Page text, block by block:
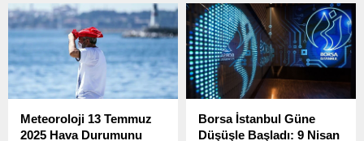
Piyasası’nda (KMKTP)
standart altının kilogram
fiyatı 3 milyon 356 bin liraya
geriledi.
arasında kutlanacak.
Bayram öncesinde memur
ve emekliler, maaşların
erken ödenip
ödenmeyeceğini merak
ediyor.
Meteoroloji 13 Temmuz
2025 Hava Durumunu
Borsa İstanbul Güne
Düşüşle Başladı: 9 Nisan